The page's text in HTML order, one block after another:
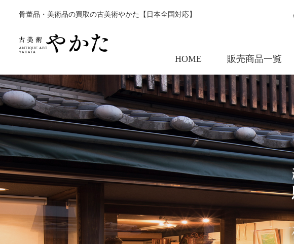
骨董品・美術品の買取の古美術やかた【日本全国対応】
HOME 販売商品一覧